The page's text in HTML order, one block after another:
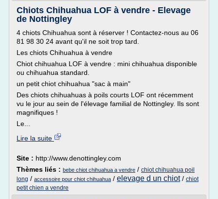
Chiots Chihuahua LOF à vendre - Elevage
de Nottingley
4 chiots Chihuahua sont à réserver ! Contactez-nous au 06
81 98 30 24 avant qu'il ne soit trop tard.
Les chiots Chihuahua à vendre
Chiot chihuahua LOF à vendre : mini chihuahua disponible
ou chihuahua standard.
un petit chiot chihuahua "sac à main"
Des chiots chihuahuas à poils courts LOF ont récemment
vu le jour au sein de l'élevage familial de Nottingley. Ils sont
magnifiques !
Le...
Lire la suite
Site : http://www.denottingley.com
Thèmes liés : bebe chiot chihuahua a vendre / chiot chihuahua poil
long / accessoire pour chiot chihuahua / elevage d un chiot/ chiot
petit chien a vendre